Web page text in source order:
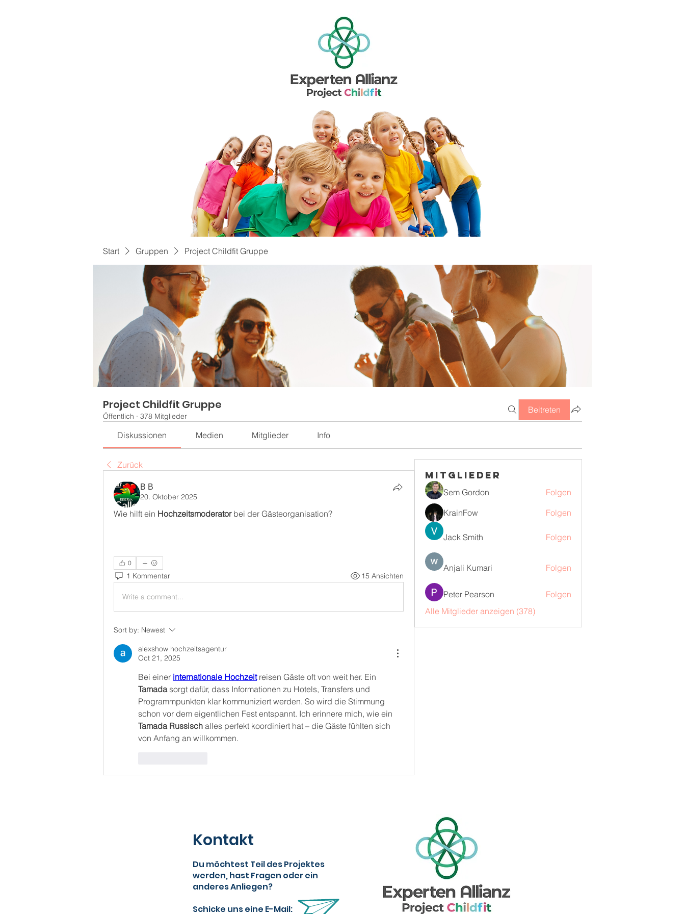
Start Gruppen Project Childfit Gruppe
Project Childfit Gruppe
Öffentlich · 378 Mitglieder
Beitreten
Diskussionen Medien Mitglieder Info
Zurück
В В
20. Oktober 2025
Wie hilft ein Hochzeitsmoderator bei der Gästeorganisation?
0
1 Kommentar 15 Ansichten
Write a comment...
Sort by: Newest
alexshow hochzeitsagentur
Oct 21, 2025
Bei einer internationale Hochzeit
Tamada sorgt dafür, dass Informationen zu Hotels, Transfers und
Programmpunkten klar kommuniziert werden. So wird die Stimmung
Tamada Russisch alles perfekt koordiniert hat – die Gäste fühlten sich
von Anfang an willkommen.
Mitglieder
Sem Gordon
Folgen
KrainFow
Folgen
Jack Smith Folgen
Anjali Kumari Folgen
Peter Pearson
Folgen
Alle Mitglieder anzeigen (378)
Kontakt
Du möchtest Teil des Projektes
werden, hast Fragen oder ein
anderes Anliegen?
Schicke uns eine E-Mail: